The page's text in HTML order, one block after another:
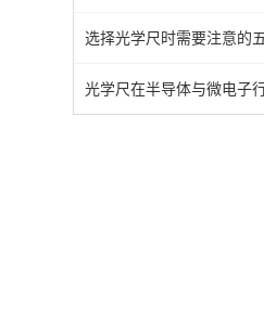
选择光学尺时需要注意的
光学尺在半导体与微电子